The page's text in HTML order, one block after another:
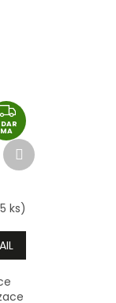
Z
D
A
R
A
MA
ks)
Další
produkt